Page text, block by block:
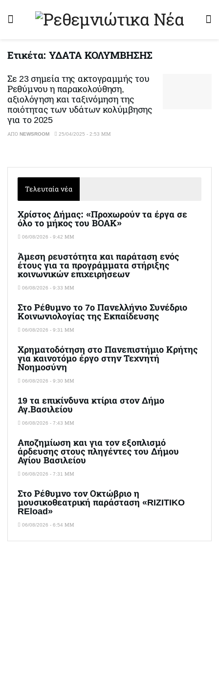
Ετικέτα:ΥΔΑΤΑ ΚΟΛΥΜΒΗΣΗΣ
Σε 23 σημεία της ακτογραμμής του
Ρεθύμνου η παρακολούθηση,
αξιολόγηση και ταξινόμηση της
ποιότητας των υδάτων κολύμβησης
για το 2025
ΑΠΌ NEWSROOM 25/04/2025 - 2:53 ΜΜ
Τελευταία νέα
Χρίστος Δήμας: «Προχωρούν τα έργα σε
όλο το μήκος του ΒΟΑΚ»
06/08/2026 - 9:42 ΜΜ
Άμεση ρευστότητα και παράταση ενός
έτους για τα προγράμματα στήριξης
κοινωνικών επιχειρήσεων
06/08/2026 - 9:33 ΜΜ
Στο Ρέθυμνο το 7ο Πανελλήνιο Συνέδριο
Κοινωνιολογίας της Εκπαίδευσης
06/08/2026 - 9:31 ΜΜ
Χρηματοδότηση στο Πανεπιστήμιο Κρήτης
για καινοτόμο έργο στην Τεχνητή
Νοημοσύνη
06/08/2026 - 9:30 ΜΜ
19 τα επικίνδυνα κτίρια στον Δήμο
Αγ.Βασιλείου
06/08/2026 - 7:43 ΜΜ
Αποζημίωση και για τον εξοπλισμό
άρδευσης στους πληγέντες του Δήμου
Αγίου Βασιλείου
06/08/2026 - 7:31 ΜΜ
Στο Ρέθυμνο τον Οκτώβριο η
μουσικοθεατρική παράσταση «RIZITIKO
REload»
06/08/2026 - 6:54 ΜΜ